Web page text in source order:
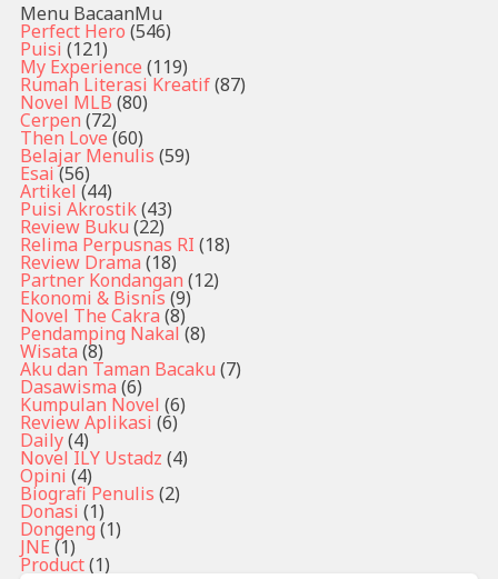
Menu BacaanMu
Perfect Hero (546)
Puisi (121)
My Experience (119)
Rumah Literasi Kreatif(87)
Novel MLB (80)
Cerpen (72)
Then Love (60)
Belajar Menulis (59)
Esai (56)
Artikel (44)
Puisi Akrostik(43)
Review Buku (22)
Relima Perpusnas RI (18)
Review Drama (18)
Partner Kondangan (12)
Ekonomi & Bisnis (9)
Novel The Cakra (8)
Pendamping Nakal (8)
Wisata (8)
Aku dan Taman Bacaku (7)
Dasawisma (6)
Kumpulan Novel (6)
Review Aplikasi (6)
Daily(4)
Novel ILY Ustadz (4)
Opini (4)
Biografi Penulis (2)
Donasi (1)
Dongeng (1)
JNE (1)
Product(1)